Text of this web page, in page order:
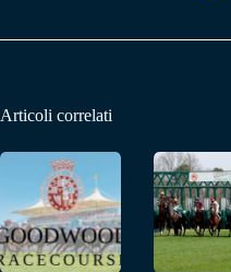
Articoli correlati